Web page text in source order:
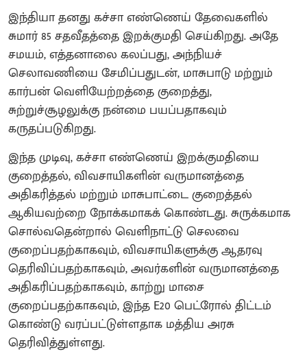
இந்தியா தனது கச்சா எண்ணெய் தேவைகளில்
சுமார் 85 சதவீதத்தை இறக்குமதி செய்கிறது. அதே
சமயம், எத்தனாலை கலப்பது, அந்நியச்
செலாவணியை சேமிப்பதுடன், மாசுபாடு மற்றும்
கார்பன் வெளியேற்றத்தை குறைத்து,
சுற்றுச்சூழலுக்கு நன்மை பயப்பதாகவும்
கருதப்படுகிறது.
இந்த முடிவு, கச்சா எண்ணெய் இறக்குமதியை
குறைத்தல், விவசாயிகளின் வருமானத்தை
அதிகரித்தல் மற்றும் மாசுபாட்டை குறைத்தல்
ஆகியவற்றை நோக்கமாகக் கொண்டது. சுருக்கமாக
சொல்வதென்றால் வெளிநாட்டு செலவை
குறைப்பதற்காகவும், விவசாயிகளுக்கு ஆதரவு
தெரிவிப்பதற்காகவும், அவர்களின் வருமானத்தை
அதிகரிப்பதற்காகவும், காற்று மாசை
குறைப்பதற்காகவும், இந்த E20 பெட்ரோல் திட்டம்
கொண்டு வரப்பட்டுள்ளதாக மத்திய அரசு
தெரிவித்துள்ளது.